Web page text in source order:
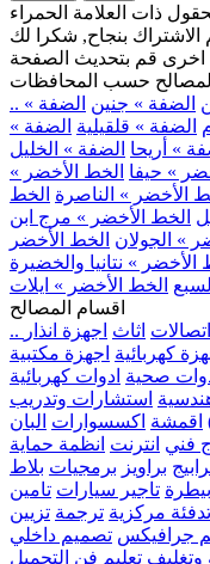
ذات العلامة الحمراء
الاشتراك بنجاح, شكرا لك
اخرى قم بتحديث الصفحة
المصالح حسب المحافظات
الضفة » جنين الضفة »
الضفة » قلقيلية الضفة »
» أريحا الضفة » الخليل
» حيفا الخط الأخضر »
الأخضر » الناصرة الخط
الخط الأخضر » مرج ابن
» الجولان الخط الأخضر
الأخضر » نتانيا والخضيرة
الخط الأخضر » ايلات
اقسام المصالح
اتصالات اثاث اجهزة انذار
كهربائية اجهزة مكتبية
صحية ادوات كهربائية
استشارات وتدريب
اقمشة اكسسوارات البان
فني انترنت انظمة حماية
براويز برمجيات بلاط
بيطرة تاجير سيارات تامين
تدفئة مركزية ترجمة تزيين
جرافيكس تصميم داخلي
وتغليف تعليم فن التجميل